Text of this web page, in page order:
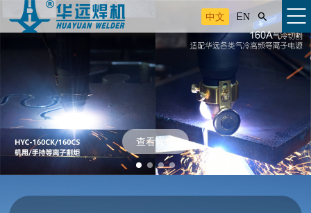
中文 EN 
查看详情